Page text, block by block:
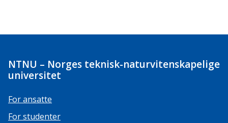
NTNU – Norges teknisk-naturvitenskapelige
universitet
For ansatte
For studenter